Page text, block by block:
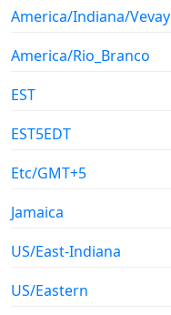
America/Indiana/Vevay
America/Rio_Branco
EST
EST5EDT
Etc/GMT+5
Jamaica
US/East-Indiana
US/Eastern